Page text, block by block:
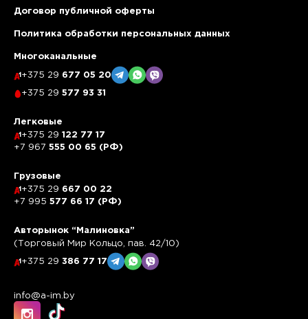
Договор публичной оферты
Политика обработки персональных данных
Многоканальные
+375 29 677 05 20
+375 29 577 93 31
Легковые
+375 29 122 77 17
+7 967 555 00 65 (РФ)
Грузовые
+375 29 667 00 22
+7 995 577 66 17 (РФ)
Авторынок “Малиновка”
(Торговый Мир Кольцо, пав. 42/10)
+375 29 386 77 17
info@a-im.by